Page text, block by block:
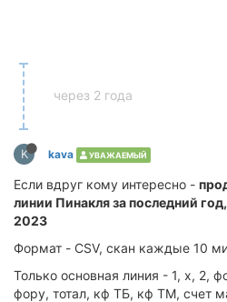
через 2 года
K kava УВАЖАЕМЫЙ
Если вдруг кому интересно -
линии Пинакля за последний
2023
Формат - CSV, скан каждые 10
Только основная линия - 1, х, 2,
фору, тотал, кф ТБ, кф ТМ, счет